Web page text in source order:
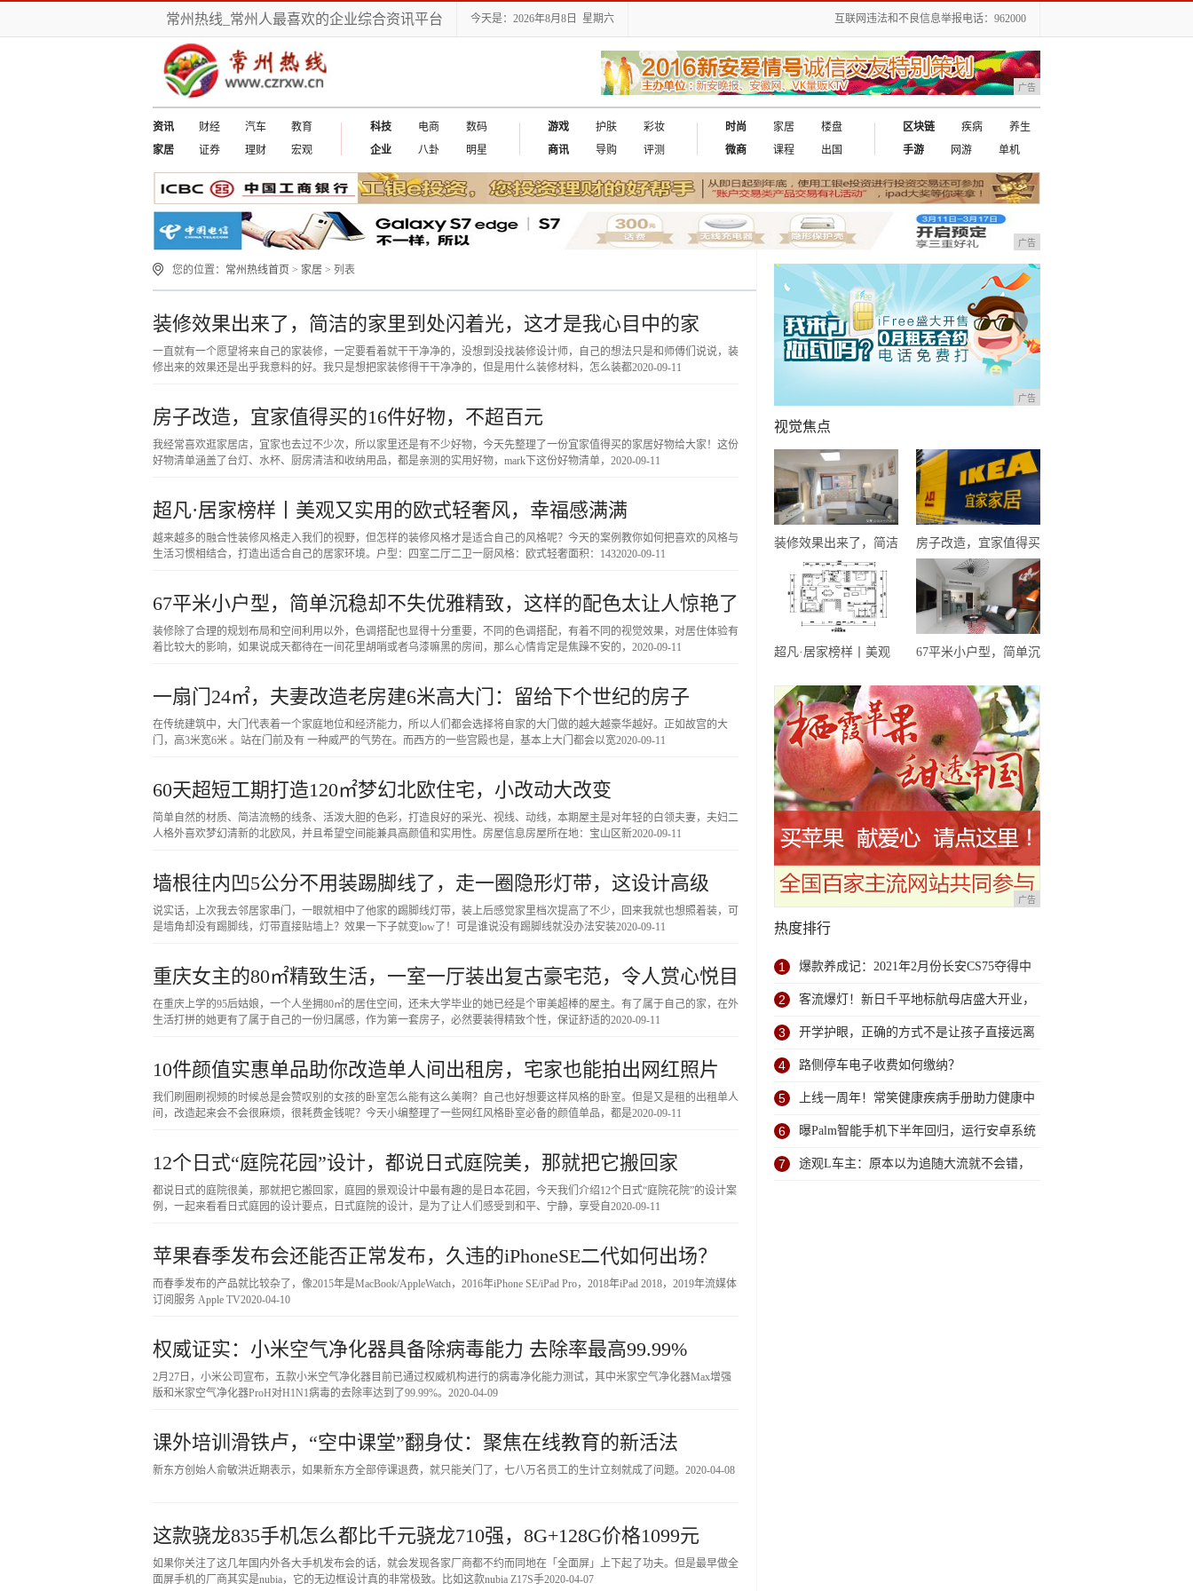
常州热线_常州人最喜欢的企业综合资讯平台 今天是：2026年8月8日 星期六 互联网违法和不良信息举报电话：962000
广告
资讯 财经 汽车
教育
家居
证券 理财 宏观
科技 电商
数码
企业
八卦 明星
游戏 护肤
彩妆
商讯
导购 评测
时尚 家居
楼盘
微商
课程 出国
区块链 疾病
养生
手游
网游 单机
广告
您的位置： 常州热线首页 > 家居 > 列表
装修效果出来了，简洁的家里到处闪着光，这才是我心目中的家
一直就有一个愿望将来自己的家装修，一定要看着就干干净净的，没想到没找装修设计师，自己的想法只是和师傅们说说，装
修出来的效果还是出乎我意料的好。我只是想把家装修得干干净净的，但是用什么装修材料，怎么装都2020-09-11
房子改造，宜家值得买的16件好物，不超百元
我经常喜欢逛家居店，宜家也去过不少次，所以家里还是有不少好物，今天先整理了一份宜家值得买的家居好物给大家！这份
好物清单涵盖了台灯、水杯、厨房清洁和收纳用品，都是亲测的实用好物，mark下这份好物清单， 2020-09-11
超凡·居家榜样丨美观又实用的欧式轻奢风，幸福感满满
越来越多的融合性装修风格走入我们的视野，但怎样的装修风格才是适合自己的风格呢？今天的案例教你如何把喜欢的风格与
生活习惯相结合，打造出适合自己的居家环境。户型：四室二厅二卫一厨风格：欧式轻奢面积：1432020-09-11
67平米小户型，简单沉稳却不失优雅精致，这样的配色太让人惊艳了
装修除了合理的规划布局和空间利用以外，色调搭配也显得十分重要，不同的色调搭配，有着不同的视觉效果，对居住体验有
着比较大的影响，如果说成天都待在一间花里胡哨或者乌漆嘛黑的房间，那么心情肯定是焦躁不安的， 2020-09-11
一扇门24㎡，夫妻改造老房建6米高大门：留给下个世纪的房子
在传统建筑中，大门代表着一个家庭地位和经济能力，所以人们都会选择将自家的大门做的越大越豪华越好。正如故宫的大
门，高3米宽6米 。站在门前及有 一种威严的气势在。而西方的一些宫殿也是，基本上大门都会以宽2020-09-11
60天超短工期打造120㎡梦幻北欧住宅，小改动大改变
简单自然的材质、简洁流畅的线条、活泼大胆的色彩，打造良好的采光、视线、动线，本期屋主是对年轻的白领夫妻，夫妇二
人格外喜欢梦幻清新的北欧风，并且希望空间能兼具高颜值和实用性。房屋信息房屋所在地：宝山区新2020-09-11
墙根往内凹5公分不用装踢脚线了，走一圈隐形灯带，这设计高级
说实话，上次我去邻居家串门，一眼就相中了他家的踢脚线灯带，装上后感觉家里档次提高了不少，回来我就也想照着装，可
是墙角却没有踢脚线，灯带直接贴墙上？效果一下子就变low了！可是谁说没有踢脚线就没办法安装2020-09-11
重庆女主的80㎡精致生活，一室一厅装出复古豪宅范，令人赏心悦目
在重庆上学的95后姑娘，一个人坐拥80㎡的居住空间，还未大学毕业的她已经是个审美超棒的屋主。有了属于自己的家，在外
生活打拼的她更有了属于自己的一份归属感，作为第一套房子，必然要装得精致个性，保证舒适的2020-09-11
10件颜值实惠单品助你改造单人间出租房，宅家也能拍出网红照片
我们刷圈刷视频的时候总是会赞叹别的女孩的卧室怎么能有这么美啊？自己也好想要这样风格的卧室。但是又是租的出租单人
间，改造起来会不会很麻烦，很耗费金钱呢？今天小编整理了一些网红风格卧室必备的颜值单品，都是2020-09-11
12个日式“庭院花园”设计，都说日式庭院美，那就把它搬回家
都说日式的庭院很美，那就把它搬回家，庭园的景观设计中最有趣的是日本花园，今天我们介绍12个日式“庭院花院”的设计案
例，一起来看看日式庭园的设计要点，日式庭院的设计，是为了让人们感受到和平、宁静，享受自2020-09-11
苹果春季发布会还能否正常发布，久违的iPhoneSE二代如何出场？
而春季发布的产品就比较杂了，像2015年是MacBook/AppleWatch，2016年iPhone SE/iPad Pro，2018年iPad 2018，2019年流媒体
订阅服务 Apple TV2020-04-10
权威证实：小米空气净化器具备除病毒能力 去除率最高99.99%
2月27日，小米公司宣布，五款小米空气净化器目前已通过权威机构进行的病毒净化能力测试，其中米家空气净化器Max增强
版和米家空气净化器ProH对H1N1病毒的去除率达到了99.99%。 2020-04-09
课外培训滑铁卢，“空中课堂”翻身仗：聚焦在线教育的新活法
新东方创始人俞敏洪近期表示，如果新东方全部停课退费，就只能关门了，七八万名员工的生计立刻就成了问题。 2020-04-08
这款骁龙835手机怎么都比千元骁龙710强，8G+128G价格1099元
如果你关注了这几年国内外各大手机发布会的话，就会发现各家厂商都不约而同地在「全面屏」上下起了功夫。但是最早做全
面屏手机的厂商其实是nubia，它的无边框设计真的非常极致。比如这款nubia Z17S手2020-04-07
广告
视觉焦点
装修效果出来了，简洁
的家里到处闪着光，这
才是我心目中的家
房子改造，宜家值得买
的16件好物，不超百元
超凡·居家榜样丨美观
幸福感满满
67平米小户型，简单沉
样的配色太让人惊艳了
广告
热度排行
1 爆款养成记：2021年2月份长安CS75夺得中
国SUV销量冠军
2 客流爆灯！新日千平地标航母店盛大开业，
颠覆格局耀目开场！
3 开学护眼，正确的方式不是让孩子直接远离
电子产品
4 路侧停车电子收费如何缴纳？
5 上线一周年！常笑健康疾病手册助力健康中
国
6 曝Palm智能手机下半年回归，运行安卓系统
7 途观L车主：原本以为追随大流就不会错，